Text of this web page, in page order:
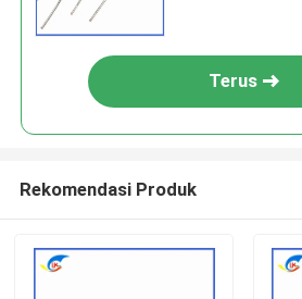
Terus
Rekomendasi Produk